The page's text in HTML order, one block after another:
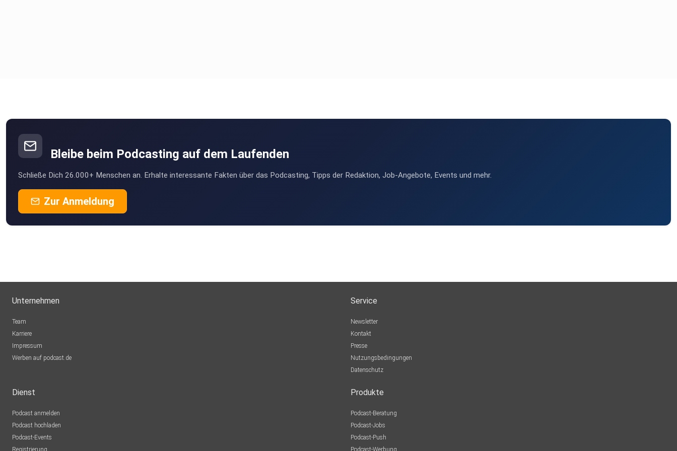
Bleibe beim Podcasting auf dem Laufenden
Schließe Dich 26.000+ Menschen an. Erhalte interessante Fakten über das Podcasting, Tipps der Redaktion, Job-Angebote, Events und mehr.
Zur Anmeldung
Unternehmen
Team
Karriere
Impressum
Werben auf podcast.de
Service
Newsletter
Kontakt
Presse
Nutzungsbedingungen
Datenschutz
Dienst
Podcast anmelden
Podcast hochladen
Podcast-Events
Registrierung
Produkte
Podcast-Beratung
Podcast-Jobs
Podcast-Push
Podcast-Werbung